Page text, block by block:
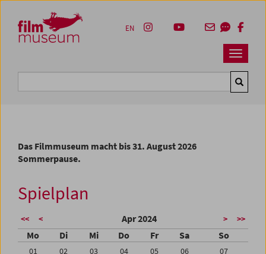
Zum Inhalt
Zum Hauptmenü
Zur Servicenavigation
Zum Suche
Navbar
EN
Das Filmmuseum macht bis 31. August 2026
Sommerpause.
Spielplan
<< < Apr 2024 > >>
Mo Di Mi Do Fr Sa So
01 02 03 04 05 06
07